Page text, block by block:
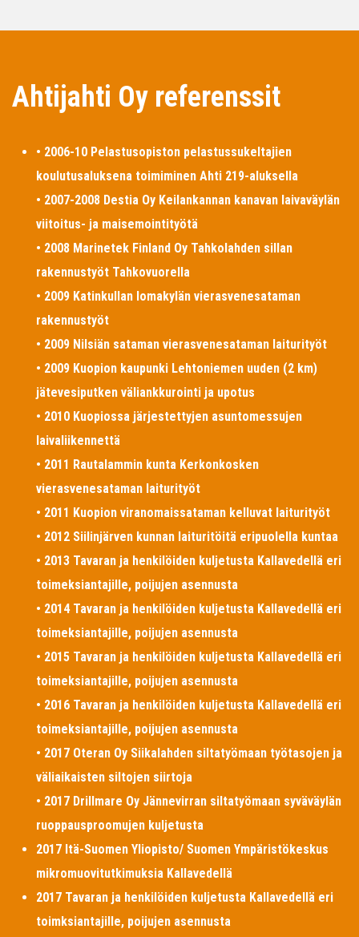
Ahtijahti Oy referenssit
• 2006-10 Pelastusopiston pelastussukeltajien
koulutusaluksena toimiminen Ahti 219-aluksella
• 2007-2008 Destia Oy Keilankannan kanavan laivaväylän
viitoitus- ja maisemointityötä
• 2008 Marinetek Finland Oy Tahkolahden sillan
rakennustyöt Tahkovuorella
• 2009 Katinkullan lomakylän vierasvenesataman
rakennustyöt
• 2009 Nilsiän sataman vierasvenesataman laiturityöt
• 2009 Kuopion kaupunki Lehtoniemen uuden (2 km)
jätevesiputken väliankkurointi ja upotus
• 2010 Kuopiossa järjestettyjen asuntomessujen
laivaliikennettä
• 2011 Rautalammin kunta Kerkonkosken
vierasvenesataman laiturityöt
• 2011 Kuopion viranomaissataman kelluvat laiturityöt
• 2012 Siilinjärven kunnan laituritöitä eripuolella kuntaa
• 2013 Tavaran ja henkilöiden kuljetusta Kallavedellä eri
toimeksiantajille, poijujen asennusta
• 2014 Tavaran ja henkilöiden kuljetusta Kallavedellä eri
toimeksiantajille, poijujen asennusta
• 2015 Tavaran ja henkilöiden kuljetusta Kallavedellä eri
toimeksiantajille, poijujen asennusta
• 2016 Tavaran ja henkilöiden kuljetusta Kallavedellä eri
toimeksiantajille, poijujen asennusta
• 2017 Oteran Oy Siikalahden siltatyömaan työtasojen ja
väliaikaisten siltojen siirtoja
• 2017 Drillmare Oy Jännevirran siltatyömaan syväväylän
ruoppausproomujen kuljetusta
2017 Itä-Suomen Yliopisto/ Suomen Ympäristökeskus
mikromuovitutkimuksia Kallavedellä
2017 Tavaran ja henkilöiden kuljetusta Kallavedellä eri
toimksiantajille, poijujen asennusta